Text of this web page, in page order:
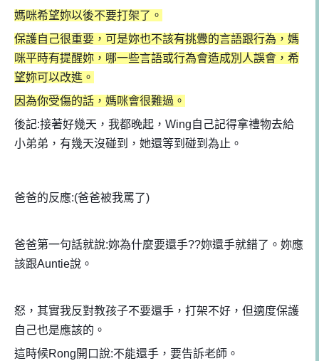
媽咪希望妳以後不要打架了。
保護自己很重要，可是妳也不該有挑釁的言語跟行為，媽
咪平時有提醒妳，哪一些言語或行為會造成別人誤會，希
望妳可以改進。
因為你受傷的話，媽咪會很難過。
後記:接著好幾天，我都晚起，Wing自己記得拿禮物去給
小弟弟，有幾天沒碰到，她還等到碰到為止。
爸爸的反應:(爸爸被我罵了)
爸爸第一句話就說:妳為什麼要還手??妳還手就錯了。妳應
該跟Auntie說。
怒，其實我反對教孩子不要還手，打架不好，但適度保護
自己也是應該的。
這時候Rong開口說:不能還手，要告訴老師。